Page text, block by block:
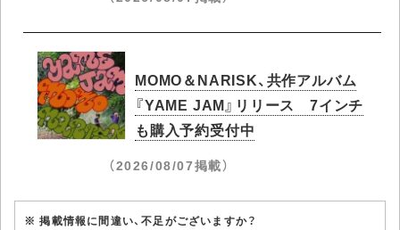
MOMO＆NARISK、共作アルバム
『YAME JAM』リリース 7インチ
も購入予約受付中
（2026/08/07掲載）
※ 掲載情報に間違い、不足がございますか？